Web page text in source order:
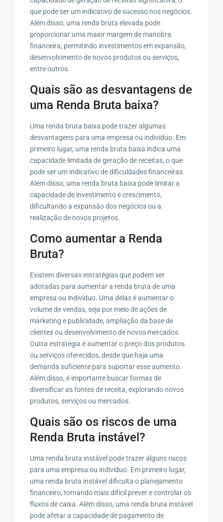
que pode ser um indicativo de sucesso nos negócios.
Além disso, uma renda bruta elevada pode
proporcionar uma maior margem de manobra
financeira, permitindo investimentos em expansão,
desenvolvimento de novos produtos ou serviços,
entre outros.
Quais são as desvantagens de
uma Renda Bruta baixa?
Uma renda bruta baixa pode trazer algumas
desvantagens para uma empresa ou indivíduo. Em
primeiro lugar, uma renda bruta baixa indica uma
capacidade limitada de geração de receitas, o que
pode ser um indicativo de dificuldades financeiras.
Além disso, uma renda bruta baixa pode limitar a
capacidade de investimento e crescimento,
dificultando a expansão dos negócios ou a
realização de novos projetos.
Como aumentar a Renda
Bruta?
Existem diversas estratégias que podem ser
adotadas para aumentar a renda bruta de uma
empresa ou indivíduo. Uma delas é aumentar o
volume de vendas, seja por meio de ações de
marketing e publicidade, ampliação da base de
clientes ou desenvolvimento de novos mercados.
Outra estratégia é aumentar o preço dos produtos
ou serviços oferecidos, desde que haja uma
demanda suficiente para suportar esse aumento.
Além disso, é importante buscar formas de
diversificar as fontes de receita, explorando novos
produtos, serviços ou mercados.
Quais são os riscos de uma
Renda Bruta instável?
Uma renda bruta instável pode trazer alguns riscos
para uma empresa ou indivíduo. Em primeiro lugar,
uma renda bruta instável dificulta o planejamento
financeiro, tornando mais difícil prever e controlar os
fluxos de caixa. Além disso, uma renda bruta instável
pode afetar a capacidade de pagamento de